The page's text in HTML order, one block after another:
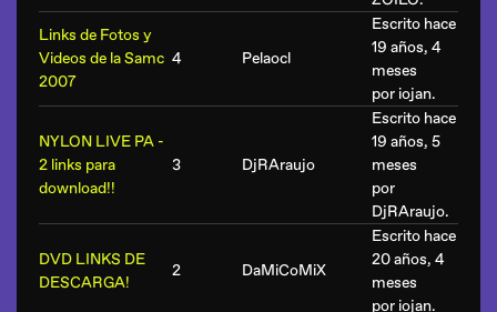
Links de Fotos y
Videos de la Samc
2007
4 Pelaocl
Escrito hace
19 años, 4
meses
por iojan.
NYLON LIVE PA -
2 links para
download!!
3 DjRAraujo
Escrito hace
19 años, 5
meses
por
DjRAraujo.
DVD LINKS DE
DESCARGA!
2 DaMiCoMiX
Escrito hace
20 años, 4
meses
por iojan.